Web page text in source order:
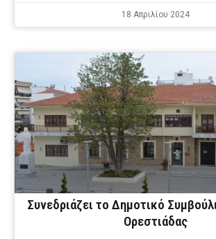
18 Απριλίου 2024
Συνεδριάζει το Δημοτικό
Ορεστιάδας